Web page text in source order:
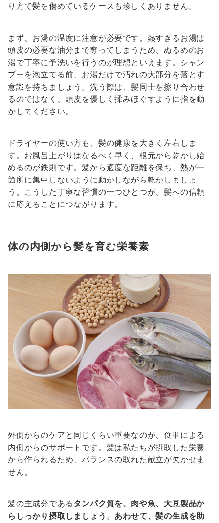
り方で髪を傷めているケースも珍しくありません。
まず、お湯の温度に注意が必要です。熱すぎるお湯は
頭皮の必要な油分まで奪ってしまうため、ぬるめのお
湯で丁寧に予洗いを行うのが理想といえます。シャン
プーを泡立てる前、お湯だけで汚れの大部分を落とす
意識を持ちましょう。洗う際は、髪同士を擦り合わせ
るのではなく、頭皮を優しく揉みほぐすように指を動
かしてください。
ドライヤーの使い方も、髪の健康を大きく左右しま
す。お風呂上がりはなるべく早く、根元から乾かし始
めるのが鉄則です。髪から適度な距離を保ち、熱が一
箇所に集中しないように動かしながら乾かしましょ
う。こうした丁寧な習慣の一つひとつが、髪への信頼
に応えることにつながります。
体の内側から髪を育む栄養素
外側からのケアと同じくらい重要なのが、食事による
内側からのサポートです。髪は私たちが摂取した栄養
から作られるため、バランスの取れた献立が欠かせま
せん。
髪の主成分であるタンパク質を、肉や魚、大豆製品か
らしっかり摂取しましょう。あわせて、髪の生成を助